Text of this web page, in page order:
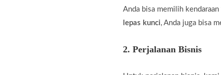
Anda bisa memilih
lepas kunci, Anda juga bisa
2. Perjalanan Bisnis